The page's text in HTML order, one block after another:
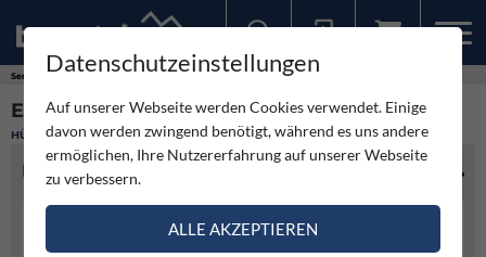
Service
EDELWEISSHÜTTE
HÜTTE
HÜTTENINFO
Datenschutzeinstellungen
Auf unserer Webseite werden Cookies verwendet. Einige
davon werden zwingend benötigt, während es uns andere
ermöglichen, Ihre Nutzererfahrung auf unserer Webseite
zu verbessern.
ALLE AKZEPTIEREN